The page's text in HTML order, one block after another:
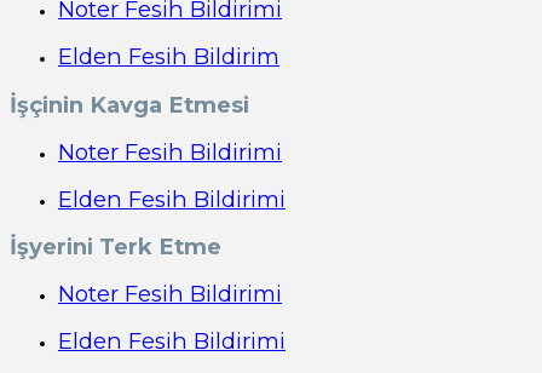
Noter Fesih Bildirimi
Elden Fesih Bildirim
İşçinin Kavga Etmesi
Noter Fesih Bildirimi
Elden Fesih Bildirimi
İşyerini Terk Etme
Noter Fesih Bildirimi
Elden Fesih Bildirimi